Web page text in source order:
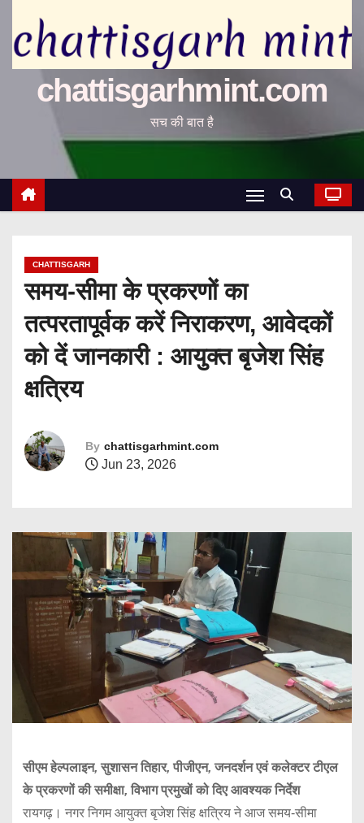
chattisgarhmint.com
सच की बात है
CHATTISGARH
समय-सीमा के प्रकरणों का
तत्परतापूर्वक करें निराकरण, आवेदकों
को दें जानकारी : आयुक्त बृजेश सिंह
क्षत्रिय
By chattisgarhmint.com
Jun 23, 2026
सीएम हेल्पलाइन,सुशासन तिहार,पीजीएन,जनदर्शन एवं कलेक्टर टीएल
के प्रकरणों की समीक्षा,विभाग प्रमुखों को दिए आवश्यक निर्देश
रायगढ़। नगर निगम आयुक्त बृजेश सिंह क्षत्रिय ने आज समय-सीमा